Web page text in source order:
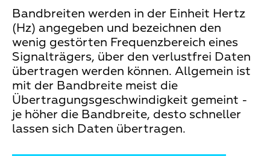
Bandbreiten werden in der Einheit Hertz
(Hz) angegeben und bezeichnen den
wenig gestörten Frequenzbereich eines
Signalträgers, über den verlustfrei Daten
übertragen werden können. Allgemein ist
mit der Bandbreite meist die
Übertragungsgeschwindigkeit gemeint -
je höher die Bandbreite, desto schneller
lassen sich Daten übertragen.